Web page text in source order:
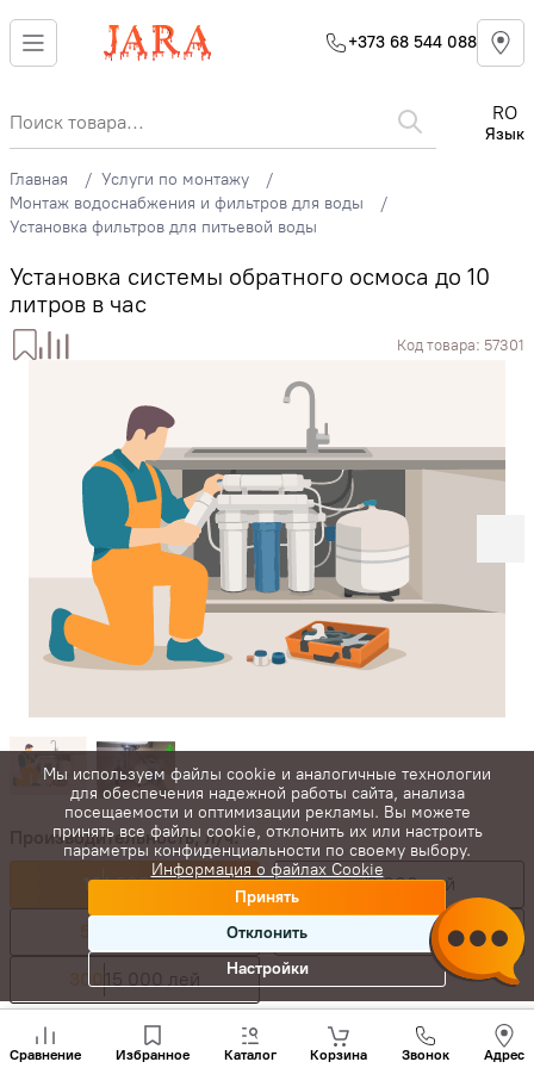
+373 68 544 088
RO
Язык
Главная
Услуги по монтажу
Монтаж водоснабжения и фильтров для воды
Установка фильтров для питьевой воды
Установка системы обратного осмоса до 10
литров в час
Код товара: 57301
Производительность, л/ч:
101 500 лей 202 000 лей
7 000 лей
300 15 000 лей
1 680лей
Сравнение Избранное Каталог Корзина Звонок Адрес
нам
+(373)
Мы используем файлы cookie и аналогичные технологии
для обеспечения надежной работы сайта, анализа
посещаемости и оптимизации рекламы. Вы можете
принять все файлы cookie, отклонить их или настроить
параметры конфиденциальности по своему выбору.
Информация о файлах Cookie
Принять
Отклонить
Настройки